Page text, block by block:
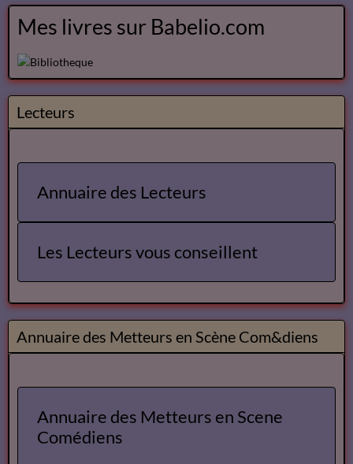
Mes livres sur Babelio.com
Lecteurs
Annuaire des Lecteurs
Les Lecteurs vous conseillent
Annuaire des Metteurs en Scène Com&diens
Annuaire des Metteurs en Scene
Comédiens